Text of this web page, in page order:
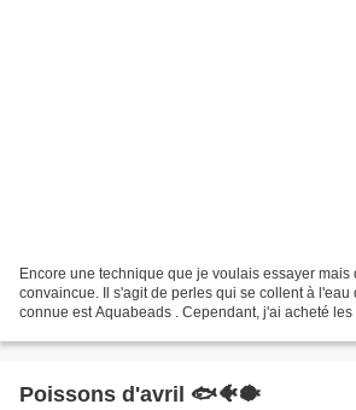
Encore une technique que je voulais essayer mais
convaincue. Il s'agit de perles qui se collent à
connue est Aquabeads . Cependant, j'ai acheté les
Poissons d'avril 🐟🐠🐡